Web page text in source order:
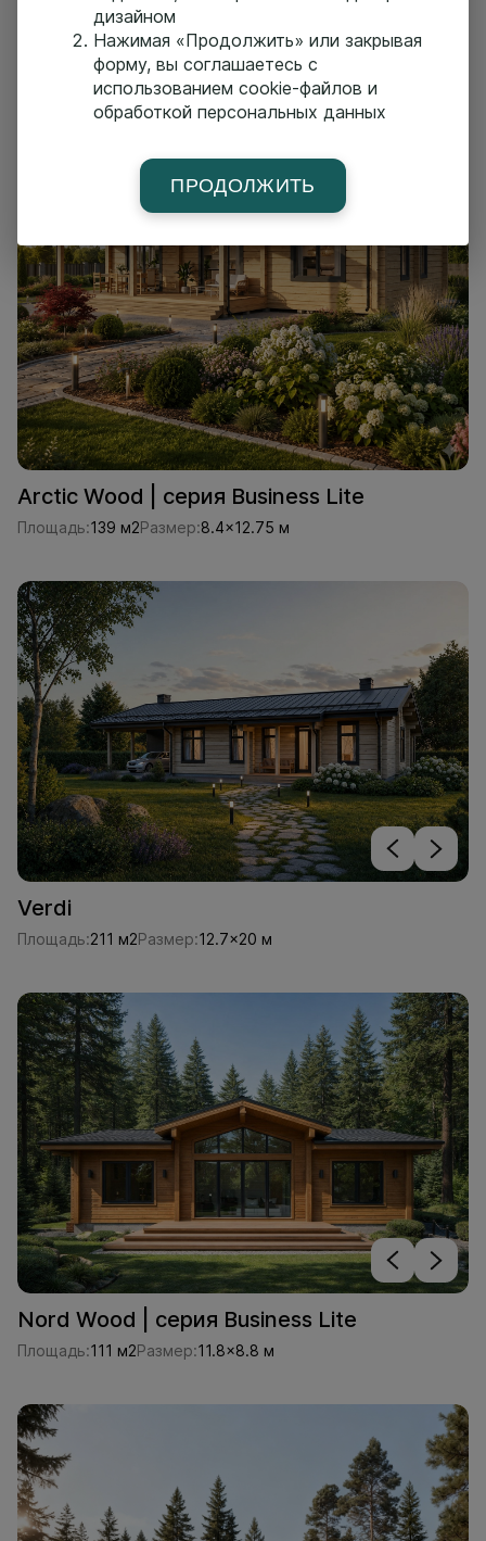
Montvarg
287 м2Размер: 17.0x15.0 м
Arctic Wood | серия Business Lite
Площадь:139 м2Размер:8.4x12.75 м
Verdi
Площадь:211 м2Размер:12.7x20 м
Nord Wood | серия Business Lite
Площадь:111 м2Размер:11.8x8.8 м
дизайном
Нажимая «Продолжить» или закрывая
форму, вы соглашаетесь с
использованием cookie-файлов и
обработкой персональных данных
ПРОДОЛЖИТЬ